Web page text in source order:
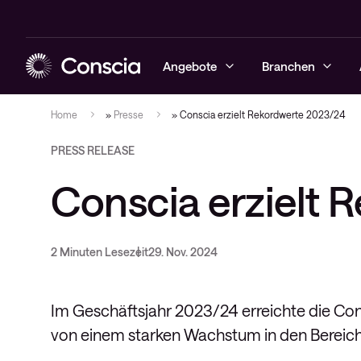
Angebote
Netzwerke
Collaboration
Cisco
Digital
Conscia Service & Support
Conscia
Branchen
Finance
Public
Veranstaltungen
Cases
Blogs
Home » Presse » Conscia erzielt Rekordwerte 2023/24
PRESS RELEASE
Conscia erzielt
2 Minuten Lesezeit29. Nov. 2024
Im Geschäftsjahr 2023/24 erreichte die
von einem starken Wachstum in den